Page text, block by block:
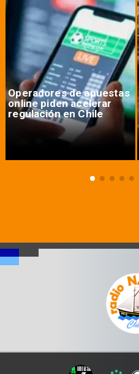
Operadores de apuestas
online piden acelerar
regulación en Chile